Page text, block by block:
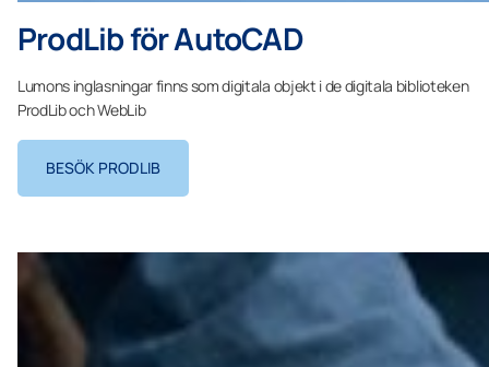
ProdLib för AutoCAD
Lumons inglasningar finns som digitala objekt i de digitala biblioteken
ProdLib och WebLib
BESÖK PRODLIB